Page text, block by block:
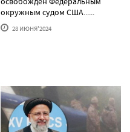
окружным судом США......
28 ИЮНЯ'2024